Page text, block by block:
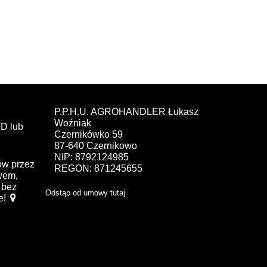
lub
przez
bez
P.P.H.U. AGROHANDLER Łukasz
Woźniak
Czernikówko 59
87-640 Czernikowo
NIP: 8792124985
REGON: 871245655
Odstąp od umowy tutaj